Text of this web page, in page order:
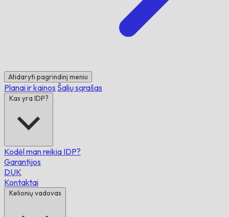
Atidaryti pagrindinį meniu
Planai ir kainos Šalių sąrašas
Kas yra IDP?
Kodėl man reikia IDP?
Garantijos
DUK
Kontaktai
Kelionių vadovas